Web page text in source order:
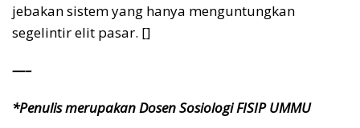
jebakan sistem yang hanya menguntungkan
segelintir elit pasar. []
—–
*Penulis merupakan Dosen Sosiologi FISIP UMMU